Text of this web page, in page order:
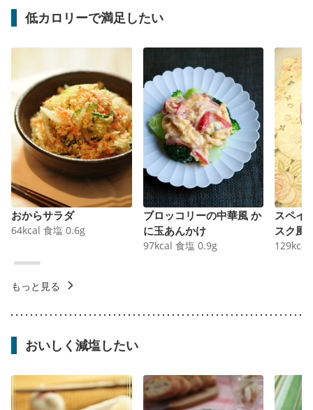
低カロリーで満足したい
おからサラダ
64kcal 食塩 0.6g
ブロッコリーの中華風 か
に玉あんかけ
97kcal 食塩 0.9g
スペイ
スク風
129kcal
もっと見る
おいしく減塩したい